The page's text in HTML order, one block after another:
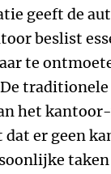
geeft de
beslist
te
het
dat er geen